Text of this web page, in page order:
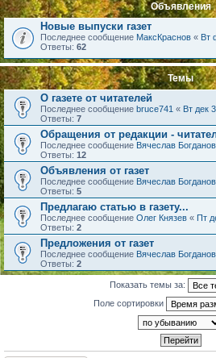
Объявления
Новые выпуски газет
Последнее сообщение МаксКраснов « Вт
Ответы: 62
Темы
О газете от читателей
Последнее сообщение bruce741 « Вт дек
Ответы: 7
Обращения от редакции -
Последнее сообщение Вячеслав Богданов
Ответы: 12
Объявления от газет
Последнее сообщение Вячеслав Богданов
Ответы: 5
Предлагаю статью в газету...
Последнее сообщение Олег Князев « Пт
Ответы: 2
Предложения от газет
Последнее сообщение Вячеслав Богданов
Ответы: 2
Показать темы за:
Поле сортировки